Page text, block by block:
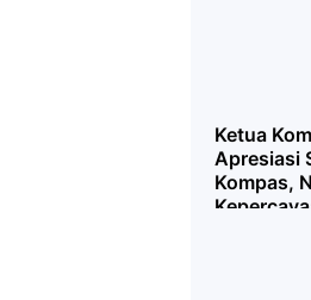
Ketua
Apresiasi
Kompas,